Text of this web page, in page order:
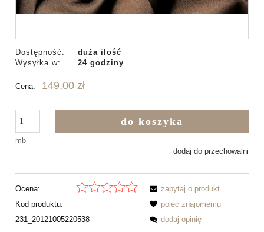
Dostępność:
duża ilość
Wysyłka w:
24 godziny
Cena: 149,00 zł
mb
do koszyka
dodaj do przechowalni
Ocena:
Kod produktu:
231_20121005220538
zapytaj o produkt
poleć znajomemu
dodaj opinię